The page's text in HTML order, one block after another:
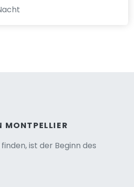
MONTPELLIER
ist der Beginn des